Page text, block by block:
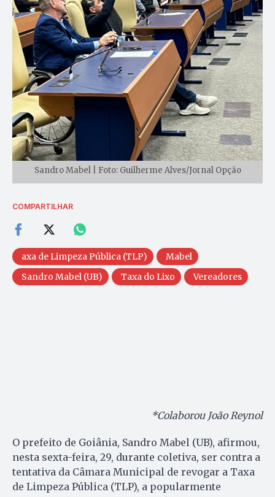
Sandro Mabel | Foto: Guilherme Alves/Jornal Opção
COMPARTILHAR
axa de Limpeza Pública (TLP)
Mabel
Sandro Mabel (UB)
Taxa do Lixo Vereadores
*Colaborou João Reynol
O prefeito de Goiânia, Sandro Mabel (UB), afirmou,
nesta sexta-feira, 29, durante coletiva, ser contra a
tentativa da Câmara Municipal de revogar a Taxa
de Limpeza Pública (TLP), a popularmente